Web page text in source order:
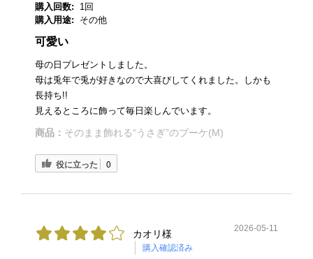
購入回数:
1回
購入用途:
その他
可愛い
母の日プレゼントしました。
母は兎年で兎が好きなので大喜びしてくれました。しかも
長持ち!!
見えるところに飾って毎日楽しんでいます。
商品： そのまま飾れる“うさぎ”のブーケ(M)
役に立った 0
カオリ様
購入確認済み
2026-05-11